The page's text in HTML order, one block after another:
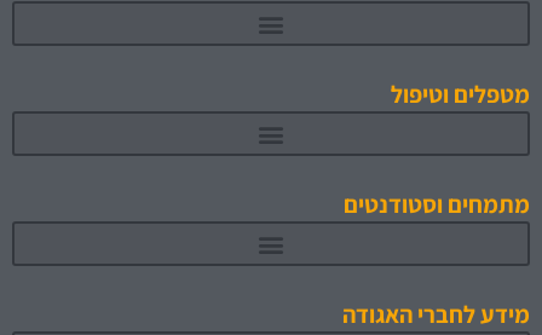
מטפלים וטיפול
מתמחים וסטודנטים
מידע לחברי האגודה